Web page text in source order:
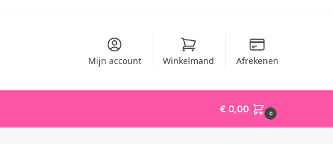
Mijn account Winkelmand Afrekenen
€ 0,00 0